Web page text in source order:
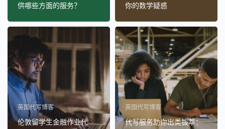
供哪些方面的服务？
你的数学疑惑
英国代写博客
伦敦留学生金融作业代
英国代写博客
代写服务助你出类拔萃：